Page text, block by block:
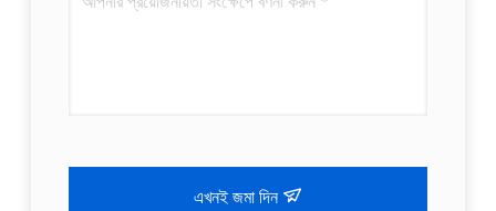
এখনই জমা দিন